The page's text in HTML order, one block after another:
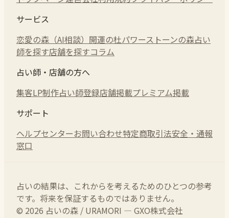
サービス
恋愛の森（AI相談） 開運の杜パワーストーンの森占い
師を探す店舗を探すコラム
占い師・店舗の方へ
集客LP制作占い師登録店舗掲載プレミアム掲載
サポート
ヘルプセンターお問い合わせ特定商取引法安全・通報
窓口
占いの結果は、これからを考えるためのひとつの参考
です。将来を保証するものではありません。
© 2026 占いの森 / URAMORI — GXO株式会社